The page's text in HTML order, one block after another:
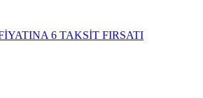
6 TAKSİT FIRSATI